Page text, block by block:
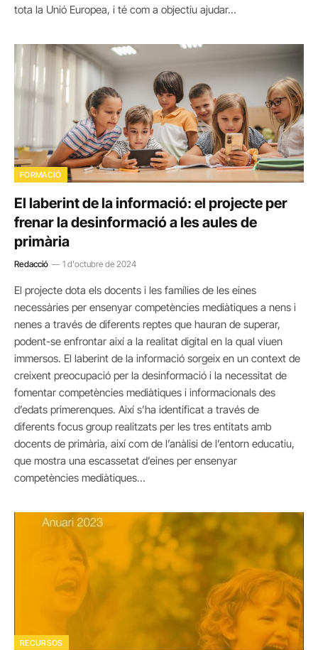
tota la Unió Europea, i té com a objectiu ajudar…
FORMACIÓ
El laberint de la informació: el projecte per
frenar la desinformació a les aules de
primària
Redacció 1 d'octubre de 2024
El projecte dota els docents i les famílies de les eines
necessàries per ensenyar competències mediàtiques a nens i
nenes a través de diferents reptes que hauran de superar,
podent-se enfrontar així a la realitat digital en la qual viuen
immersos. El laberint de la informació sorgeix en un context de
creixent preocupació per la desinformació i la necessitat de
fomentar competències mediàtiques i informacionals des
d’edats primerenques. Així s’ha identificat a través de
diferents focus group realitzats per les tres entitats amb
docents de primària, així com de l’anàlisi de l’entorn educatiu,
que mostra una escassetat d’eines per ensenyar
competències mediàtiques…
RECURSOS